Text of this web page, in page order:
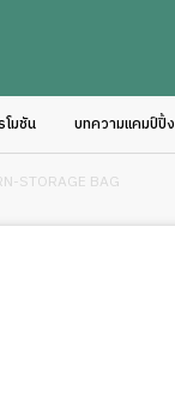
โมชัน บทความแคมป์ปิ้ง
STORAGE BAG